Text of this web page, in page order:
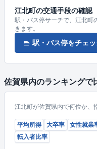
江北町の交通手段の確認
駅・バス停サーチで、江北町
きます。
駅・バス停をチェ
佐賀県内のランキングで
江北町が佐賀県内で何位か、
平均所得 大卒率 女性就業
転入者比率